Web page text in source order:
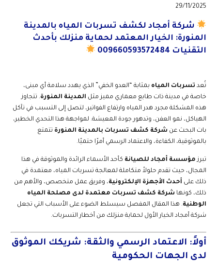
29/11/2025
شركة أمجاد لكشف تسربات المياه بالمدينة
المنورة: الخيار المعتمد لحماية منزلك بأحدث
التقنيات 009660593572484
تُعد تسربات المياه بمثابة “العدو الخفي” الذي يهدد سلامة أي مبنى،
خاصة في مدينة ذات طابع معماري مميز مثل المدينة المنورة. تتجاوز
هذه المشكلة مجرد هدر المياه وارتفاع الفواتير، لتصل إلى التسبب في تآكل
الهياكل، نمو العفن، وتدهور جودة المعيشة. لمواجهة هذا التحدي الخطير،
بات البحث عن شركة كشف تسربات بالمدينة المنورة تتمتع
بالموثوقية، الكفاءة، والاعتماد الرسمي أمرًا حتميًا.
تبرز مؤسسة أمجاد للصيانة كأحد الأسماء الرائدة والموثوقة في هذا
المجال، حيث تقدم حلولاً متكاملة لمعالجة تسربات المياه، معتمدة في
ذلك على أحدث الأجهزة الإلكترونية، وفريق عمل متخصص، والأهم من
ذلك، كونها شركة كشف تسربات معتمدة لدى مصلحة المياه
الوطنية. هذا المقال المفصل سيسلط الضوء على الأسباب التي تجعل
شركة أمجاد الخيار الأول لحماية منزلك من أخطار التسربات.
أولاً: الاعتماد الرسمي والثقة: شريكك الموثوق
لدى الجهات الحكومية